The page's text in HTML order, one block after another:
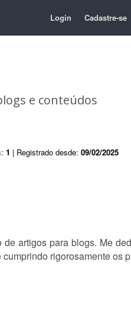
Login Cadastre-se
e conteúdos
1 | Registrado desde: 09/02/2025
artigos para blogs. Me
rigorosamente os